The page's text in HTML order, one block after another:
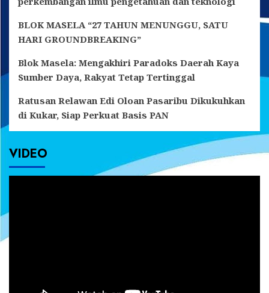
BLOK MASELA “27 TAHUN MENUNGGU, SATU
HARI GROUNDBREAKING”
Blok Masela: Mengakhiri Paradoks Daerah Kaya
Sumber Daya, Rakyat Tetap Tertinggal
Ratusan Relawan Edi Oloan Pasaribu Dikukuhkan
di Kukar, Siap Perkuat Basis PAN
VIDEO